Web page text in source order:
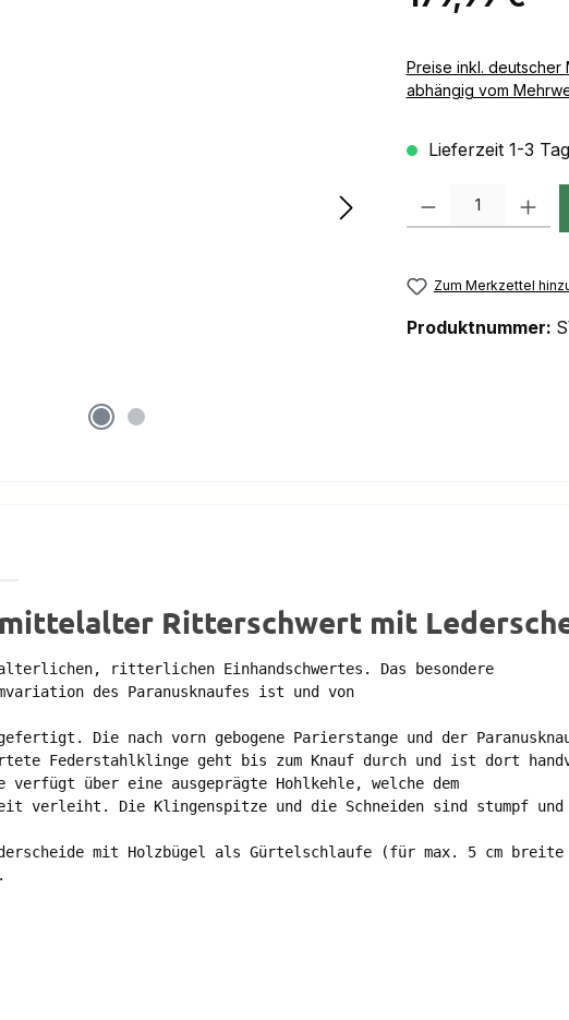
Preise inkl. deutscher MwSt zzgl. Versandkosten. Der
abhängig vom
Lieferzeit 1-3
Produkt Anzahl: Gib
Zum Merkzettel
Produktnummer:
Ritterschwert mit
ritterlichen Einhandschwertes. Das besondere
des Paranusknaufes ist und von
Die nach vorn gebogene Parierstange und der
Federstahlklinge geht bis zum Knauf durch und ist dort
über eine ausgeprägte Hohlkehle, welche dem
verleiht. Die Klingenspitze und die Schneiden sind stumpf und
mit Holzbügel als Gürtelschlaufe (für max. 5 cm